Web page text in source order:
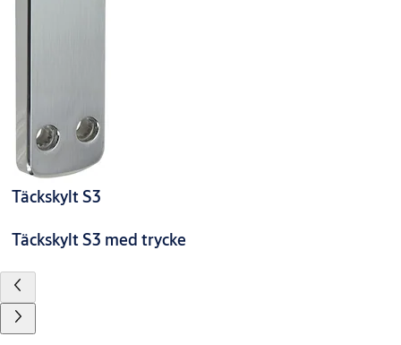
Täckskylt S3
Täckskylt S3 med trycke